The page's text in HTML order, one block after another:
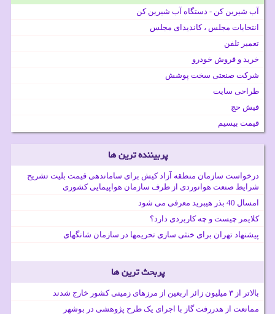
آب شیرین کن - دستگاه آب شیرین کن
انتخابات مجلس ، کاندیدای مجلس
تعمیر تلفن
خرید و فروش خودرو
شرکت صنعتی سخت پوشش
طراحی سایت
فیش حج
قیمت بیسیم
پربیننده ترین ها
درخواست سازمان منطقه آزاد کیش برای ساماندهی قیمت بلیت تشریح
شرایط صنعت هوانوردی از طرف سازمان هواپیمایی کشوری
امسال 40 بذر هیبرید معرفی می شود
کلایمر چیست و چه کاربردی دارد؟
پیشنهاد تهران برای خنثی سازی تحریمها در سازمان شانگهای
پربحث ترین ها
بالاتر از ۳ میلیون زائر اربعین از مرزهای زمینی کشور خارج شدند
ممانعت از هدررفت گاز با اجرای یک طرح پژوهشی در بوشهر